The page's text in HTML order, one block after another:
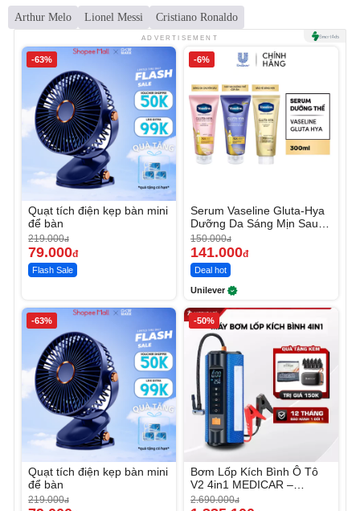
Arthur Melo Lionel Messi Cristiano Ronaldo
ADVERTISEMENT
-63%
Quạt tích điện kẹp bàn mini
để bàn
219.000đ
79.000đ
Flash Sale
-6%
Serum Vaseline Gluta-Hya
Dưỡng Da Sáng Mịn Sau 7
Ngày
150.000đ
141.000đ
Deal hot
Unilever
-63%
Quạt tích điện kẹp bàn mini
để bàn
219.000đ
-50%
Bơm Lốp Kích Bình Ô Tô
V2 4in1 MEDICAR –
12.000mAh
2.690.000đ